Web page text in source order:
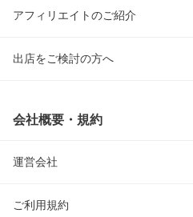
アフィリエイトのご紹介
出店をご検討の方へ
会社概要・規約
運営会社
ご利用規約